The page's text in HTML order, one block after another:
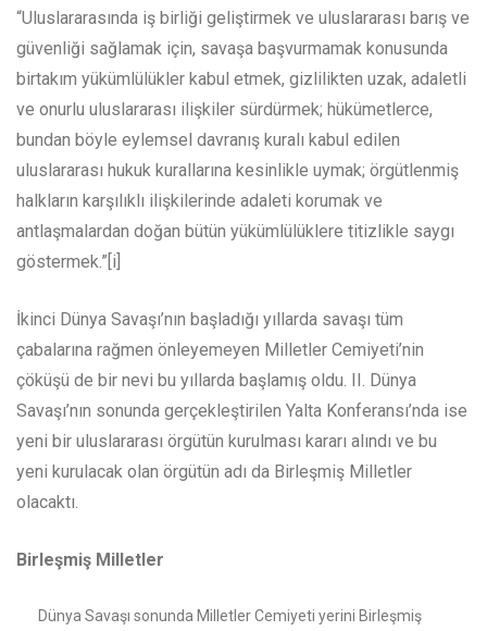
“Uluslararasında iş birliği geliştirmek ve uluslararası barış ve
güvenliği sağlamak için, savaşa başvurmamak konusunda
birtakım yükümlülükler kabul etmek, gizlilikten uzak, adaletli
ve onurlu uluslararası ilişkiler sürdürmek; hükümetlerce,
bundan böyle eylemsel davranış kuralı kabul edilen
uluslararası hukuk kurallarına kesinlikle uymak; örgütlenmiş
halkların karşılıklı ilişkilerinde adaleti korumak ve
antlaşmalardan doğan bütün yükümlülüklere titizlikle saygı
göstermek.”[i]
İkinci Dünya Savaşı’nın başladığı yıllarda savaşı tüm
çabalarına rağmen önleyemeyen Milletler Cemiyeti’nin
çöküşü de bir nevi bu yıllarda başlamış oldu. II. Dünya
Savaşı’nın sonunda gerçekleştirilen Yalta Konferansı’nda ise
yeni bir uluslararası örgütün kurulması kararı alındı ve bu
yeni kurulacak olan örgütün adı da Birleşmiş Milletler
olacaktı.
Birleşmiş Milletler
Dünya Savaşı sonunda Milletler Cemiyeti yerini Birleşmiş